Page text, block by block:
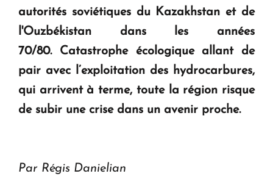
Le premier hôtel Hyatt Regency d'Arménie
ouvrira ses portes à Dilijan
autorités soviétiques du Kazakhstan et de
l'Ouzbékistan dans les années
70/80. Catastrophe écologique allant de
pair avec l’exploitation des hydrocarbures,
qui arrivent à terme, toute la région risque
de subir une crise dans un avenir proche.
Par Régis Danielian